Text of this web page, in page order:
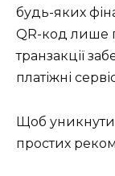
будь-яких
QR-код лише
транзакції
платіжні
Щоб уникнути
простих